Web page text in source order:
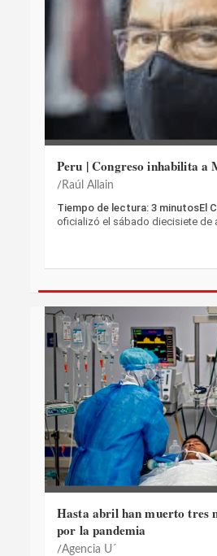
Peru | Congreso inhabilita
Raúl Allain
Tiempo de lectura: 3 minutosEl
oficializó el sábado diecisiete de
Hasta abril han muerto tres
por la pandemia
Agencia U´